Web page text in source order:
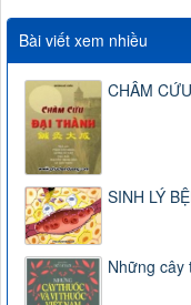
Bài viết xem nhiều
CHÂM
SINH LÝ
Những cây